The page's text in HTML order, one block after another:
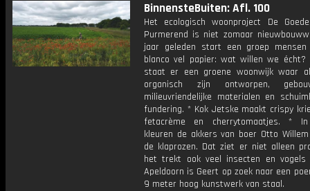
BinnensteBuiten: Afl. 100
Het ecologisch woonproject De
Purmerend is niet zomaar
jaar geleden start een groep
blanco vel papier: wat willen we écht?
staat er een groene woonwijk waar
organisch zijn ontworpen,
milieuvriendelijke materialen en
fundering. * Kok Jetske maakt crispy
fetacrème en cherrytomaatjes. *
kleuren de akkers van boer Otto
de klaprozen. Dat ziet er niet alleen
het trekt ook veel insecten en
Apeldoorn is Geert op zoek naar een
9 meter hoog kunstwerk van staal.